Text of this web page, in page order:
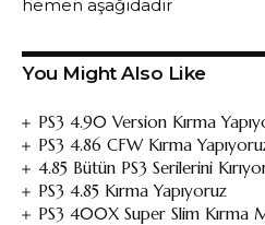
hemen aşağıdadır
You Might Also Like
PS3 4.90 Version Kırma
PS3 4.86 CFW Kırma
4.85 Bütün PS3 Serilerini
PS3 4.85 Kırma Yapıyoruz
PS3 400X Super Slim Kırma